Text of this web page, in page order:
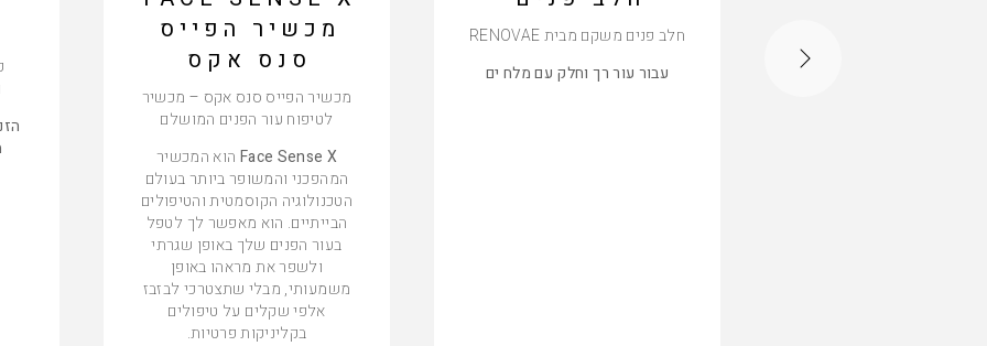
חלב פנים משקם מבית RENOVAE
עבור עור רך וחלק עם מלח ים
מכשיר הפייס
סנס אקס
מכשיר הפייס סנס אקס – מכשיר
לטיפוח עור הפנים המושלם
Face Sense X הוא המכשיר
המהפכני והמשופר ביותר בעולם
הטכנולוגיה הקוסמטית והטיפולים
הבייתיים. הוא מאפשר לך לטפל
בעור הפנים שלך באופן שגרתי
ולשפר את מראהו באופן
משמעותי, מבלי שתצטרכי לבזבז
אלפי שקלים על טיפולים
בקליניקות פרטיות.